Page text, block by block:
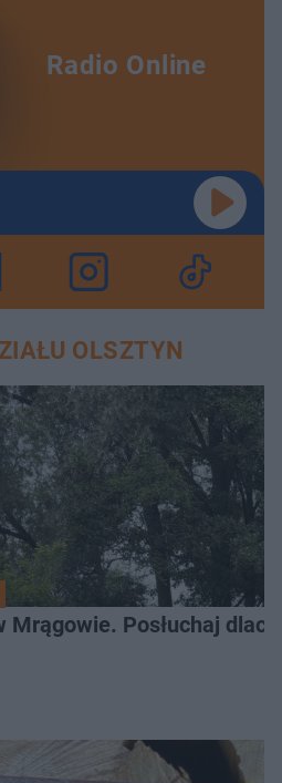
Radio Online
OLSZTYN
Mrągowie. Posłuchaj